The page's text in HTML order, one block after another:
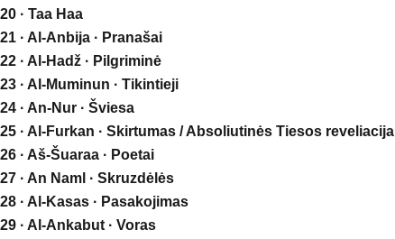
20 · Taa Haa
21 · Al-Anbija · Pranašai
22 · Al-Hadž · Pilgriminė
23 · Al-Muminun · Tikintieji
24 · An-Nur · Šviesa
25 · Al-Furkan · Skirtumas / Absoliutinės Tiesos reveliacija
26 · Aš-Šuaraa · Poetai
27 · An Naml · Skruzdėlės
28 · Al-Kasas · Pasakojimas
29 · Al-Ankabut · Voras